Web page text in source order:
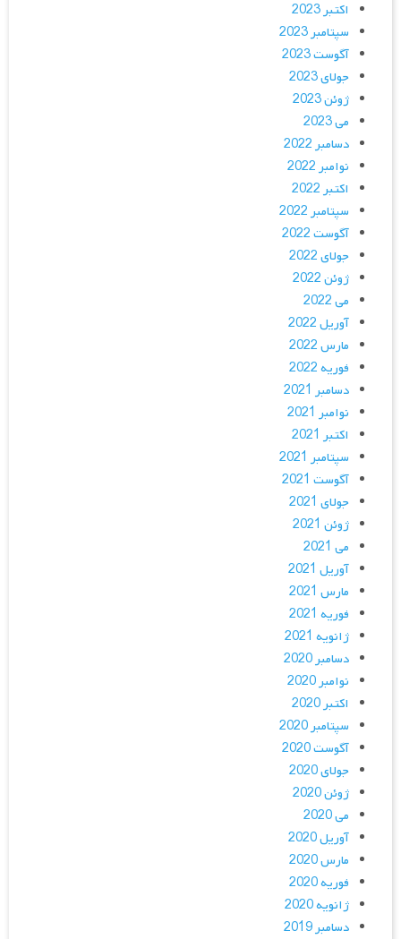
اکتبر 2023
سپتامبر 2023
آگوست 2023
جولای 2023
ژوئن 2023
می 2023
دسامبر 2022
نوامبر 2022
اکتبر 2022
سپتامبر 2022
آگوست 2022
جولای 2022
ژوئن 2022
می 2022
آوریل 2022
مارس 2022
فوریه 2022
دسامبر 2021
نوامبر 2021
اکتبر 2021
سپتامبر 2021
آگوست 2021
جولای 2021
ژوئن 2021
می 2021
آوریل 2021
مارس 2021
فوریه 2021
ژانویه 2021
دسامبر 2020
نوامبر 2020
اکتبر 2020
سپتامبر 2020
آگوست 2020
جولای 2020
ژوئن 2020
می 2020
آوریل 2020
مارس 2020
فوریه 2020
ژانویه 2020
دسامبر 2019